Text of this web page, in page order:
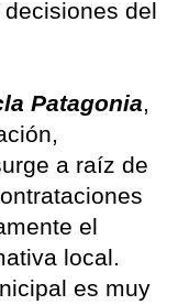
del
Patagonia,
a raíz de
el
local.
es muy